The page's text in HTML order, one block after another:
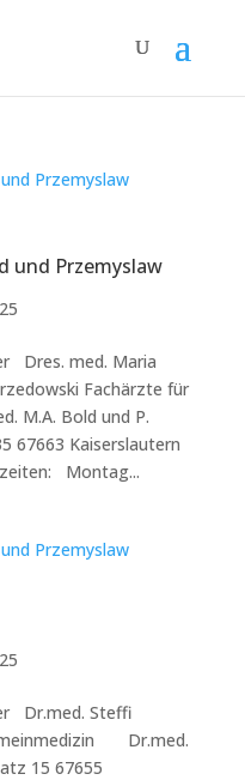
und Przemyslaw
Dres. med. Maria
Fachärzte für
M.A. Bold und P.
67663 Kaiserslautern
Montag...
Dr.med. Steffi
Dr.med.
15 67655